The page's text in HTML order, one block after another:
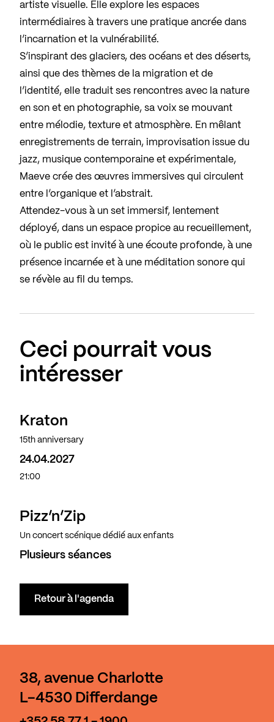
artiste visuelle. Elle explore les espaces
intermédiaires à travers une pratique ancrée dans
l’incarnation et la vulnérabilité.
S’inspirant des glaciers, des océans et des déserts,
ainsi que des thèmes de la migration et de
l’identité, elle traduit ses rencontres avec la nature
en son et en photographie, sa voix se mouvant
entre mélodie, texture et atmosphère. En mêlant
enregistrements de terrain, improvisation issue du
jazz, musique contemporaine et expérimentale,
Maeve crée des œuvres immersives qui circulent
entre l’organique et l’abstrait.
Attendez-vous à un set immersif, lentement
déployé, dans un espace propice au recueillement,
où le public est invité à une écoute profonde, à une
présence incarnée et à une méditation sonore qui
se révèle au fil du temps.
Ceci pourrait vous
intéresser
Kraton
15th anniversary
24.04.2027
21:00
Pizz’n’Zip
Un concert scénique dédié aux enfants
Plusieurs séances
Retour à l'agenda
38, avenue Charlotte
L-4530 Differdange